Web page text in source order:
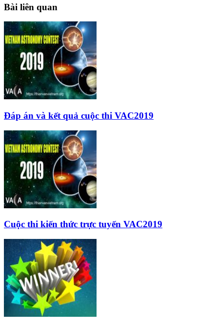
Bài liên quan
Đáp án và kết quả cuộc thi VAC2019
Cuộc thi kiến thức trực tuyến VAC2019